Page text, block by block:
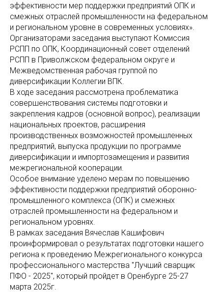
эффективности мер поддержки предприятий ОПК и
смежных отраслей промышленности на федеральном
и региональном уровне в современных условиях».
Организаторами заседания выступают Комиссия
РСПП по ОПК, Координационный совет отделений
РСПП в Приволжском федеральном округе и
Межведомственная рабочая группой по
диверсификации Коллегии ВПК.
В ходе заседания рассмотрена проблематика
совершенствования системы подготовки и
закрепления кадров (основной вопрос), реализации
национальных проектов, расширения
производственных возможностей промышленных
предприятий, выпуска продукции по программе
диверсификации и импортозамещения и развития
межрегиональной кооперации.
Особое внимание уделено мерам по повышению
эффективности поддержки предприятий оборонно-
промышленного комплекса (ОПК) и смежных
отраслей промышленности на федеральном и
региональном уровнях.
В рамках заседания Вячеслав Кашифович
проинформировал о результатах подготовки нашего
региона к проведению Межрегионального конкурса
профессионального мастерства "Лучший сварщик
ПФО - 2025", который пройдет в Оренбурге 25-27
марта 2025г.